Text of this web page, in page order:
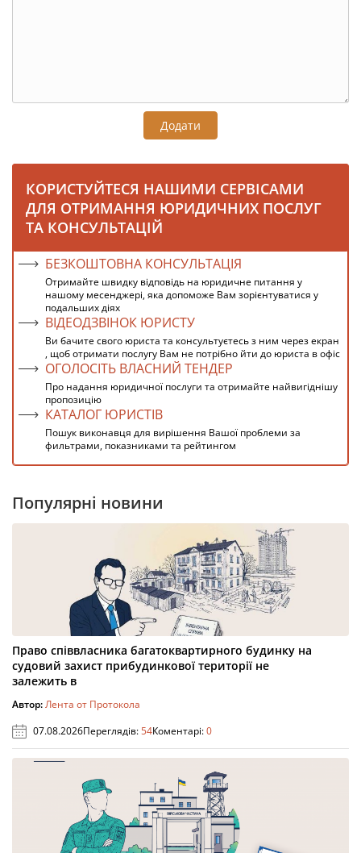
Додати
КОРИСТУЙТЕСЯ НАШИМИ СЕРВІСАМИ
ДЛЯ ОТРИМАННЯ ЮРИДИЧНИХ ПОСЛУГ
ТА КОНСУЛЬТАЦІЙ
БЕЗКОШТОВНА КОНСУЛЬТАЦІЯ
Отримайте швидку відповідь на юридичне питання у
нашому месенджері, яка допоможе Вам зорієнтуватися у
подальших діях
ВІДЕОДЗВІНОК ЮРИСТУ
Ви бачите свого юриста та консультуєтесь з ним через екран
, щоб отримати послугу Вам не потрібно йти до юриста в офіс
ОГОЛОСІТЬ ВЛАСНИЙ ТЕНДЕР
Про надання юридичної послуги та отримайте найвигіднішу
пропозицію
КАТАЛОГ ЮРИСТІВ
Пошук виконавця для вирішення Вашої проблеми за
фильтрами, показниками та рейтингом
Популярні новини
Право співвласника багатоквартирного будинку на
судовий захист прибудинкової території не
залежить в
Автор:Лента от Протокола
07.08.2026Переглядів:54Коментарі:0